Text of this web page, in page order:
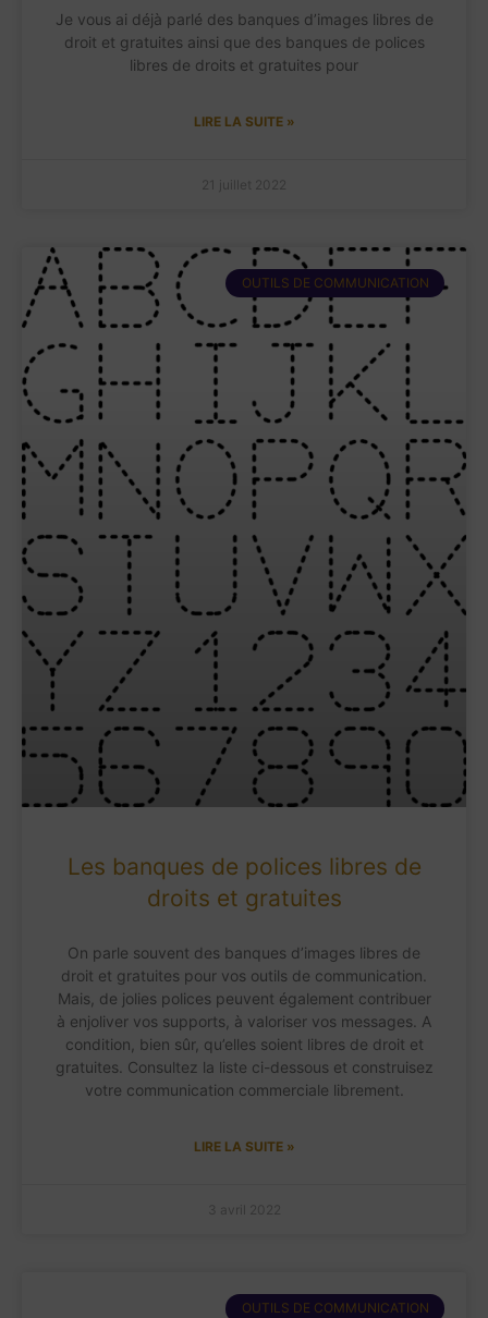
Je vous ai déjà parlé des banques d’images libres de
droit et gratuites ainsi que des banques de polices
libres de droits et gratuites pour
LIRE LA SUITE »
21 juillet 2022
OUTILS DE COMMUNICATION
Les banques de polices libres de
droits et gratuites
On parle souvent des banques d’images libres de
droit et gratuites pour vos outils de communication.
Mais, de jolies polices peuvent également contribuer
à enjoliver vos supports, à valoriser vos messages. A
condition, bien sûr, qu’elles soient libres de droit et
gratuites. Consultez la liste ci-dessous et construisez
votre communication commerciale librement.
LIRE LA SUITE »
3 avril 2022
OUTILS DE COMMUNICATION